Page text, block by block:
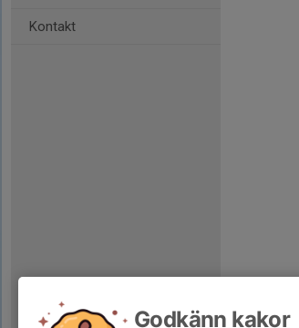
Kontakt
Godkänn kakor